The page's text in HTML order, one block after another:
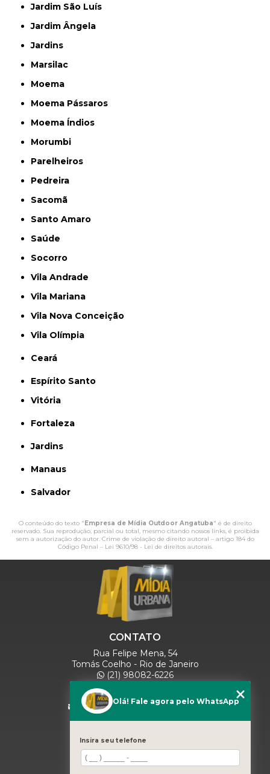
Jardim São Luís
Jardim Ângela
Jardins
Marsilac
Moema
Moema Pássaros
Moema Índios
Morumbi
Parelheiros
Pedreira
Sacomã
Santo Amaro
Saúde
Socorro
Vila Andrade
Vila Mariana
Vila Nova Conceição
Vila Olímpia
Ceará
Espírito Santo
Vitória
Fortaleza
Jardins
Manaus
Salvador
O conteúdo do texto "Empresa de Mídia Outdoor Angatuba" é de direito
reservado. Sua reprodução, parcial ou total, mesmo citando nossos links, é proibida
sem a autorização do autor. Crime de violação de direito autoral – artigo 184 do
Código Penal – Lei 9610/98 - Lei de direitos autorais.
CONTATO
Rua Felipe Mena, 54
Tomás Coelho - Rio de Janeiro
(21) 98082-6226
(11) 93071-5918
comercialmidiaurbana@gmail.com
Olá! Fale agora pelo WhatsApp
Insira seu telefone